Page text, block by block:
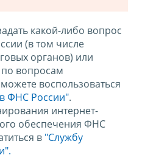
какой-либо вопрос
(в том числе
органов) или
вопросам
воспользоваться
ФНС России".
интернет-
обеспечения ФНС
в "Службу